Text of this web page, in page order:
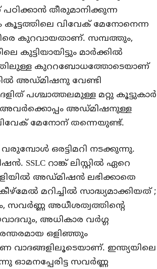
തീരുമാനിക്കുന്ന
വിവേക് മേനോനെന്ന
തീരെ കുറവായതാണ്. സമ്പത്തും,
മാർക്കിൽ
കുററബോധത്തോടെയാണ്
അഡ്മിഷനു വേണ്ടി
പശ്ചാത്തലമുള്ള മറ്റു കൂട്ടുകാർ
അവർക്കൊപ്പം അഡ്മിഷനുള്ള
മേനോന് തന്നെയുണ്ട്.
ഒരട്ടിമറി നടക്കുന്നു.
റാങ്ക് ലിസ്റ്റിൽ ഏറെ
അഡ്മിഷൻ ലഭിക്കാതെ
മറിച്ചിൽ സാദ്ധ്യമാക്കിയത് ;
സവർണ്ണ അധീശത്വത്തിൻ്റെ
അധികാര വർഗ്ഗ
ഒളിഞ്ഞും
ഇന്ത്യയിലെ
ഓമനപ്പേരിട്ട സവർണ്ണ